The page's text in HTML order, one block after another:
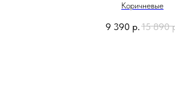
Коричневые
9 390 р.15 890